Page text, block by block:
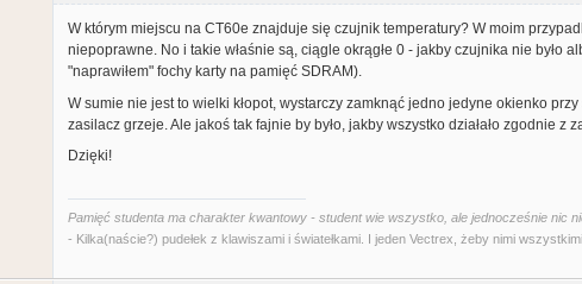
W którym miejscu na CT60e znajduje się czujnik temperatury? W moim
niepoprawne. No i takie właśnie są, ciągle okrągłe 0 - jakby czujnika nie było
"naprawiłem" fochy karty na pamięć SDRAM).
W sumie nie jest to wielki kłopot, wystarczy zamknąć jedno jedyne okienko
zasilacz grzeje. Ale jakoś tak fajnie by było, jakby wszystko działało zgodnie z
Dzięki!
Pamięć studenta ma charakter kwantowy - student wie wszystko, ale jednocześnie nic
- Kilka(naście?) pudełek z klawiszami i światełkami. I jeden Vectrex, żeby nimi